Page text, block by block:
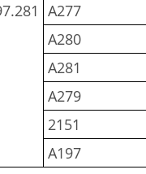
A277
A280
A281
A279
2151
A197